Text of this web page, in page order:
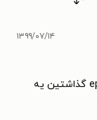
۱۳۹۹/۰۷/۱۴
فرمت pdf اشو بذارید نابغه ها رمان ک نیس epup گذاشتین یه